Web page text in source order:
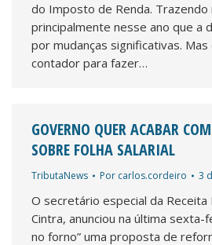
do Imposto de Renda. Trazendo
principalmente nesse ano que a
por mudanças significativas.
contador para fazer…
GOVERNO QUER ACABAR
SOBRE FOLHA SALARIAL
TributaNews Por carlos.cordeiro 3
O secretário especial da Receita
Cintra, anunciou na última sexta-
no forno” uma proposta de